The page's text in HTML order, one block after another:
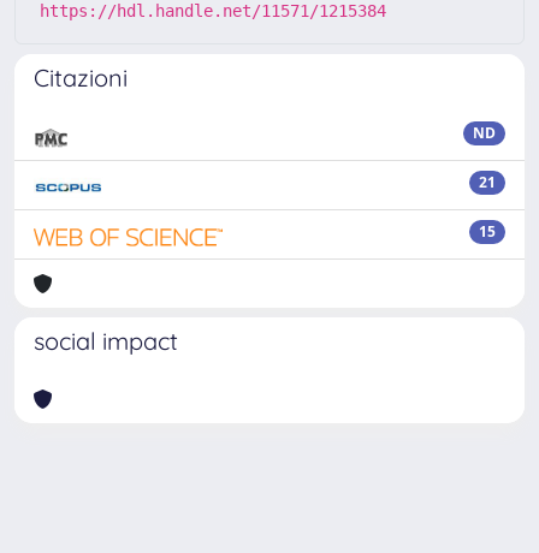
https://hdl.handle.net/11571/1215384
Citazioni
ND
21
15
social impact